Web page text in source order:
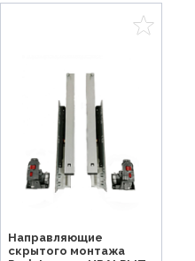
Направляющие
скрытого монтажа